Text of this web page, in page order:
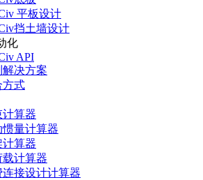
平板设计
挡土墙设计
化
API
解决方案
方式
计算器
惯量计算器
计算器
载计算器
连接设计计算器